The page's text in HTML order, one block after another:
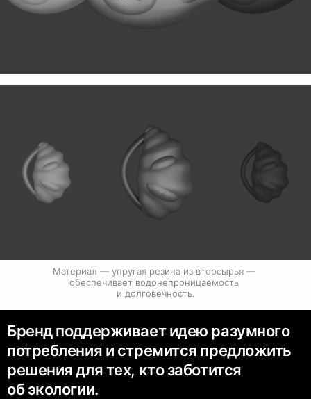
Материал — упругая резина из вторсырья —
обеспечивает водонепроницаемость
и долговечность.
Бренд поддерживает идею разумного
потребления и стремится предложить
решения для тех, кто заботится
об экологии.